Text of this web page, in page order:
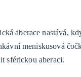
aberace nastává,
meniskusová
sférickou aberaci.